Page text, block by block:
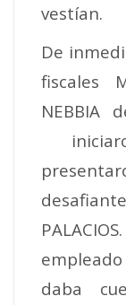
vestían.
De
fiscales
NEBBIA
daba